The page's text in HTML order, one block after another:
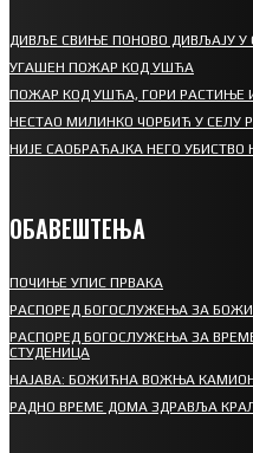
ДИВЉЕ СВИЊЕ ПОНОВО ДИВЉАЈУ У
УГАШЕН ПОЖАР КОД УШЋА
ПОЖАР КОД УШЋА, ГОРИ РАСТИЊЕ
НЕСТАО МИЛИНКО ЧОРБИЋ У СЕЛУ
НИЈЕ САОБРАЋАЈКА НЕГО УБИСТВО
ОБАВЕШТЕЊА
ПОЧИЊЕ УПИС ПРВАКА
РАСПОРЕД БОГОСЛУЖЕЊА ЗА
РАСПОРЕД БОГОСЛУЖЕЊА ЗА
СТУДЕНИЦА
НАЈАВА: БОЖИЋНА ВОЖЊА
РАДНО ВРЕМЕ ДОМА ЗДРАВЉА